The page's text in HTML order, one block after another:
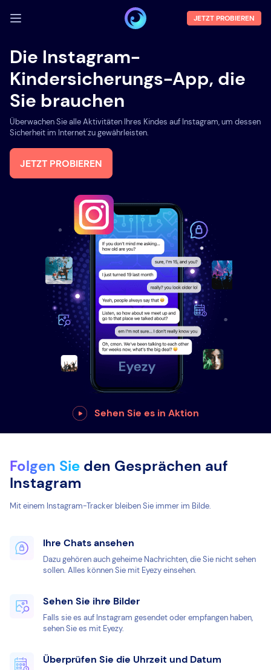
ANMELDEN
Demo
Funktionen
Über uns
Blog
JETZT PROBIEREN
Die Instagram-
Kindersicherungs-App, die
Sie brauchen
Überwachen Sie alle Aktivitäten Ihres Kindes auf Instagram, um dessen
Sicherheit im Internet zu gewährleisten.
JETZT PROBIEREN
Sehen Sie es in Aktion
Folgen Sie den Gesprächen auf
Instagram
Mit einem Instagram-Tracker bleiben Sie immer im Bilde.
Ihre Chats ansehen
Dazu gehören auch geheime Nachrichten, die Sie nicht sehen
sollen. Alles können Sie mit Eyezy einsehen.
Sehen Sie ihre Bilder
Falls sie es auf Instagram gesendet oder empfangen haben,
sehen Sie es mit Eyezy.
Überprüfen Sie die Uhrzeit und Datum